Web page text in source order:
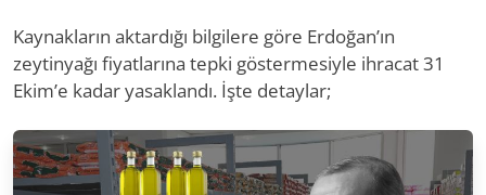
Kaynakların aktardığı bilgilere göre Erdoğan’ın
zeytinyağı fiyatlarına tepki göstermesiyle ihracat 31
Ekim’e kadar yasaklandı. İşte detaylar;